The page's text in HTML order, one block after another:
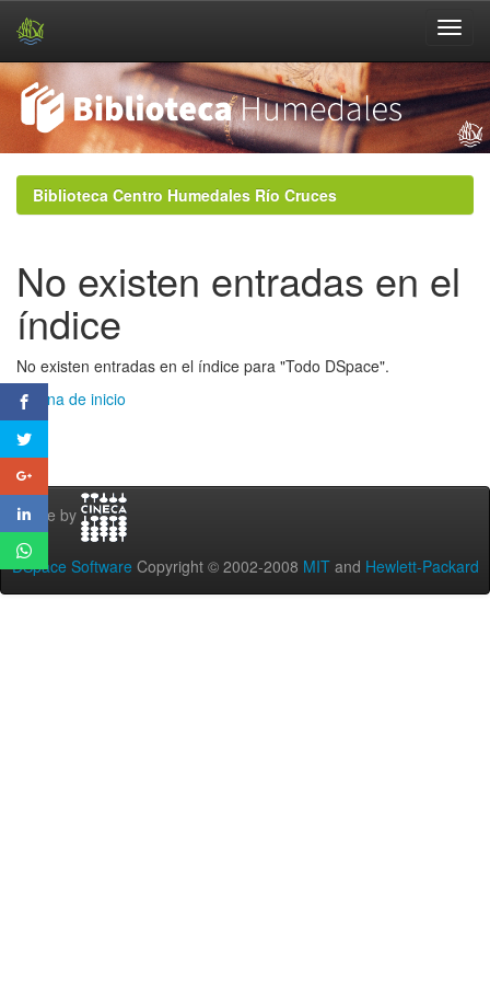
navigationBiblioteca Centro Humedales Río Cruces
No existen entradas en el
índice
No existen entradas en el índice para "Todo DSpace".
Página de inicio
Theme by
DSpace Software Copyright © 2002-2008 MIT and Hewlett-Packard